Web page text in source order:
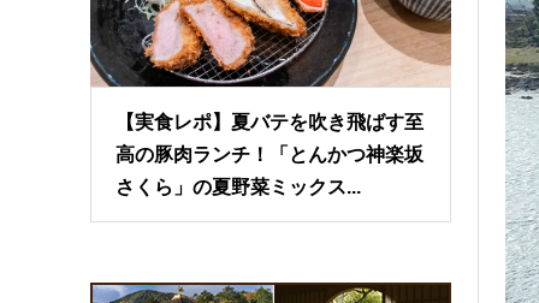
【実食レポ】夏バテを吹き飛ばす至
高の豚肉ランチ！「とんかつ神楽坂
さくら」の夏野菜ミックス...